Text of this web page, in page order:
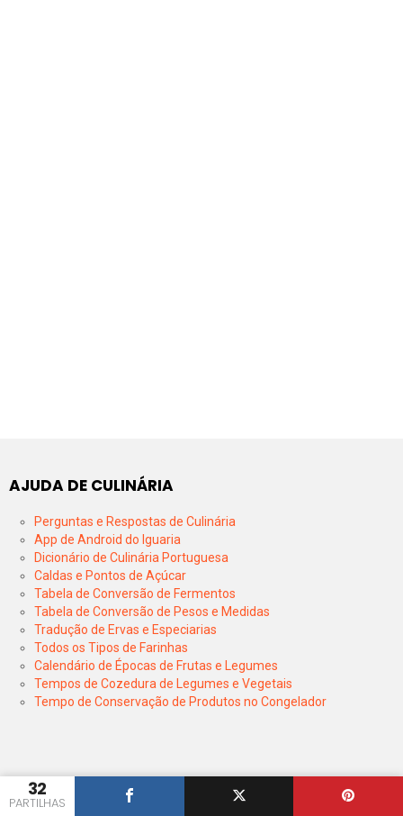
32
PARTILHAS
AJUDA DE CULINÁRIA
Perguntas e Respostas de Culinária
App de Android do Iguaria
Dicionário de Culinária Portuguesa
Caldas e Pontos de Açúcar
Tabela de Conversão de Fermentos
Tabela de Conversão de Pesos e Medidas
Tradução de Ervas e Especiarias
Todos os Tipos de Farinhas
Calendário de Épocas de Frutas e Legumes
Tempos de Cozedura de Legumes e Vegetais
Tempo de Conservação de Produtos no Congelador